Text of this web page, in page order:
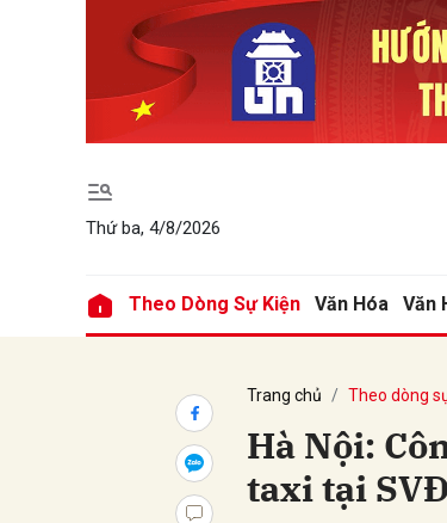
Thứ ba, 4/8/2026
Theo Dòng Sự Kiện Văn Hóa Văn
Trang chủ Theo dòng
Hà Nội:
taxi tại